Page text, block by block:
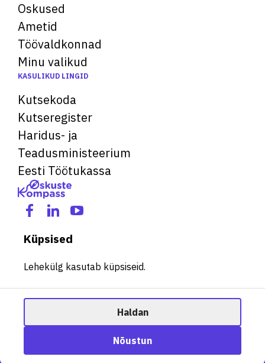
Ametisoovitaja
Oskused
Ametid
Töövaldkonnad
Minu valikud
KASULIKUD LINGID
Kutsekoda
Kutseregister
Haridus- ja
Teadusministeerium
Eesti Töötukassa
Küpsised
Lehekülg kasutab küpsiseid.
Haldan
Nõustun